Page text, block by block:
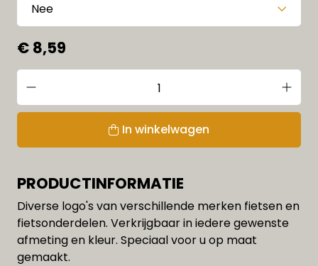
€ 8,59
In winkelwagen
PRODUCTINFORMATIE
Diverse logo's van verschillende merken fietsen en
fietsonderdelen. Verkrijgbaar in iedere gewenste
afmeting en kleur. Speciaal voor u op maat
gemaakt.